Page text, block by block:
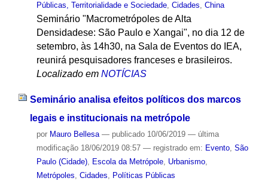
Públicas, Territorialidade e Sociedade, Cidades, China
Seminário "Macrometrópoles de Alta
Densidadese: São Paulo e Xangai", no dia 12 de
setembro, às 14h30, na Sala de Eventos do IEA,
reunirá pesquisadores franceses e brasileiros.
Localizado em NOTÍCIAS
Seminário analisa efeitos políticos dos marcos
legais e institucionais na metrópole
por Mauro Bellesa — publicado10/06/2019 — última
modificação18/06/2019 08:57 — registrado em: Evento, São
Paulo (Cidade), Escola da Metrópole, Urbanismo,
Metrópoles, Cidades, Políticas Públicas